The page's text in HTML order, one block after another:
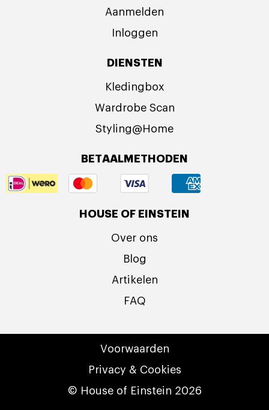
Aanmelden
Inloggen
DIENSTEN
Kledingbox
Wardrobe Scan
Styling@Home
BETAALMETHODEN
HOUSE OF EINSTEIN
Over ons
Blog
Artikelen
FAQ
Voorwaarden
Privacy & Cookies
© House of Einstein 2026